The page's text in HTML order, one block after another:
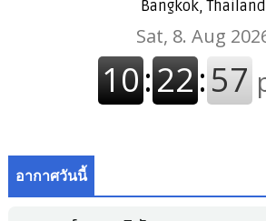
Bangkok, Thailand
อากาศวันนี้